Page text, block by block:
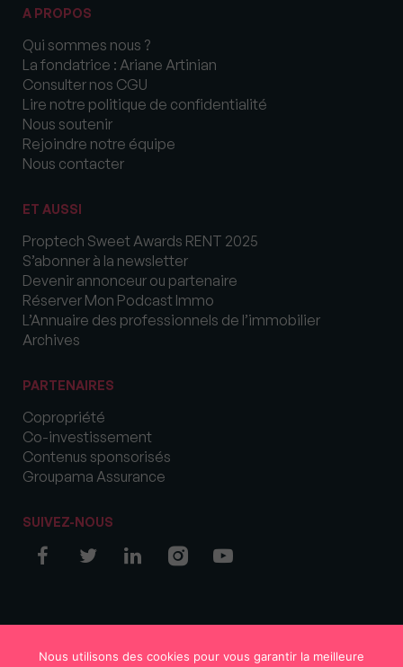
A PROPOS
Qui sommes nous ?
La fondatrice : Ariane Artinian
Consulter nos CGU
Lire notre politique de confidentialité
Nous soutenir
Rejoindre notre équipe
Nous contacter
ET AUSSI
Proptech Sweet Awards RENT 2025
S’abonner à la newsletter
Devenir annonceur ou partenaire
Réserver Mon Podcast Immo
L’Annuaire des professionnels de l’immobilier
Archives
PARTENAIRES
Copropriété
Co-investissement
Contenus sponsorisés
Groupama Assurance
SUIVEZ-NOUS
Nous utilisons des cookies pour vous garantir la meilleure